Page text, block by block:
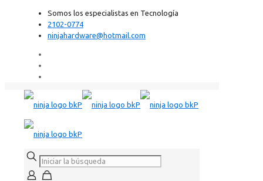
Somos los especialistas en Tecnología
2102-0774
ninjahardware@hotmail.com